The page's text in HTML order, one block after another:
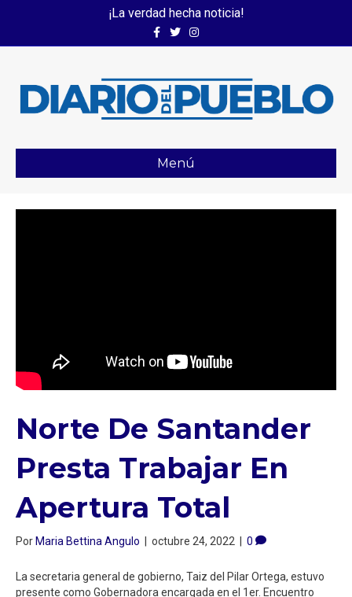
¡La verdad hecha noticia!
FacebookTwitterInstagram
Menú
Norte De Santander
Presta Trabajar En
Apertura Total
Por Maria Bettina Angulo octubre 24, 2022 0
La secretaria general de gobierno, Taiz del Pilar Ortega, estuvo
presente como Gobernadora encargada en el 1er. Encuentro